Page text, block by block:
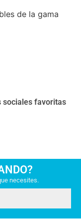
de la gama
sociales favoritas
necesites.